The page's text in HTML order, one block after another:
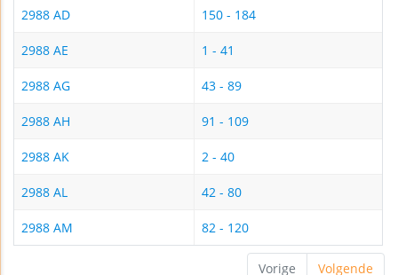
2988 AD 150 - 184
2988 AE 1 - 41
2988 AG 43 - 89
2988 AH 91 - 109
2988 AK 2 - 40
2988 AL 42 - 80
2988 AM 82 - 120
Vorige Volgende